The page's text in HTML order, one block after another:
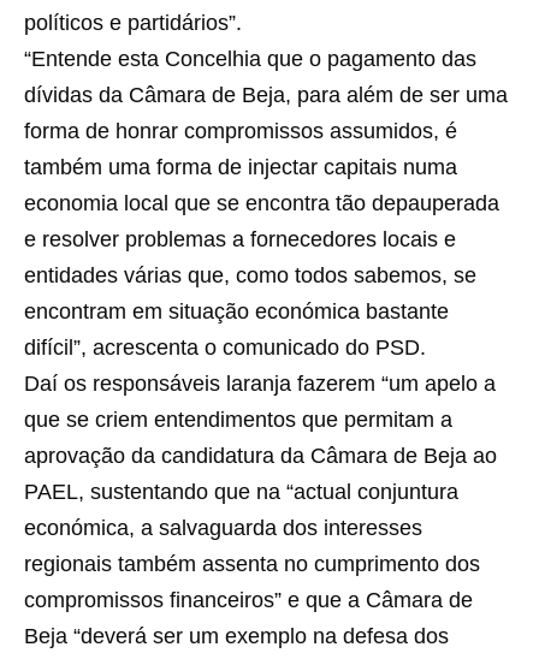
políticos e partidários”.
“Entende esta Concelhia que o pagamento das
dívidas da Câmara de Beja, para além de ser uma
forma de honrar compromissos assumidos, é
também uma forma de injectar capitais numa
economia local que se encontra tão depauperada
e resolver problemas a fornecedores locais e
entidades várias que, como todos sabemos, se
encontram em situação económica bastante
difícil”, acrescenta o comunicado do PSD.
Daí os responsáveis laranja fazerem “um apelo a
que se criem entendimentos que permitam a
aprovação da candidatura da Câmara de Beja ao
PAEL, sustentando que na “actual conjuntura
económica, a salvaguarda dos interesses
regionais também assenta no cumprimento dos
compromissos financeiros” e que a Câmara de
Beja “deverá ser um exemplo na defesa dos